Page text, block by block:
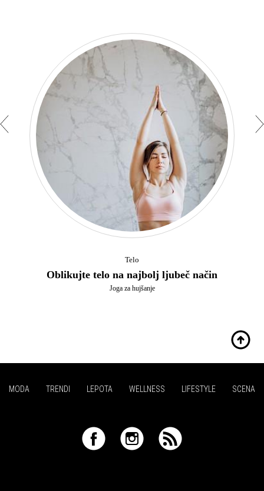
Telo
Oblikujte telo na najbolj ljubeč način
Joga za hujšanje
MODA TRENDI LEPOTA WELLNESS LIFESTYLE SCENA